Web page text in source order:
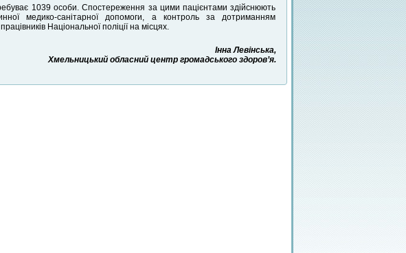
1039 особи. Спостереження за цими пацієнтами здійснюють
медико-санітарної допомоги, а контроль за дотриманням
Національної поліції на місцях.
Інна Левінська,
Хмельницький обласний центр громадського здоров’я.